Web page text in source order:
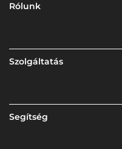
Rólunk
Szolgáltatás
Segítség